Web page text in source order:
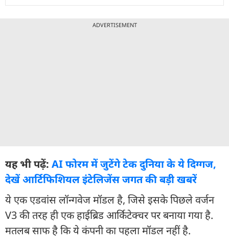
ADVERTISEMENT
यह भी पढ़ें: AI फोरम में जुटेंगे टेक दुनिया के ये दिग्गज,
देखें आर्टिफिशियल इंटेलिजेंस जगत की बड़ी खबरें
ये एक एडवांस लॉन्गवेज मॉडल है, जिसे इसके पिछले वर्जन
V3 की तरह ही एक हाईब्रिड आर्किटेक्चर पर बनाया गया है.
मतलब साफ है कि ये कंपनी का पहला मॉडल नहीं है.